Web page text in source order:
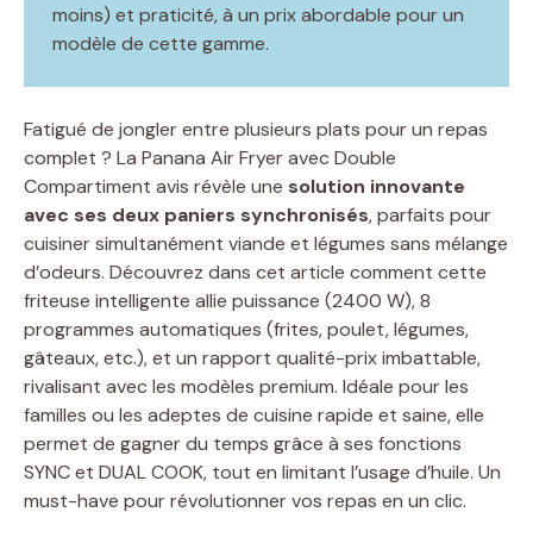
moins) et praticité, à un prix abordable pour un
modèle de cette gamme.
Fatigué de jongler entre plusieurs plats pour un repas
complet ? La Panana Air Fryer avec Double
Compartiment avis révèle une solution innovante
avec ses deux paniers synchronisés, parfaits pour
cuisiner simultanément viande et légumes sans mélange
d’odeurs. Découvrez dans cet article comment cette
friteuse intelligente allie puissance (2400 W), 8
programmes automatiques (frites, poulet, légumes,
gâteaux, etc.), et un rapport qualité-prix imbattable,
rivalisant avec les modèles premium. Idéale pour les
familles ou les adeptes de cuisine rapide et saine, elle
permet de gagner du temps grâce à ses fonctions
SYNC et DUAL COOK, tout en limitant l’usage d’huile. Un
must-have pour révolutionner vos repas en un clic.